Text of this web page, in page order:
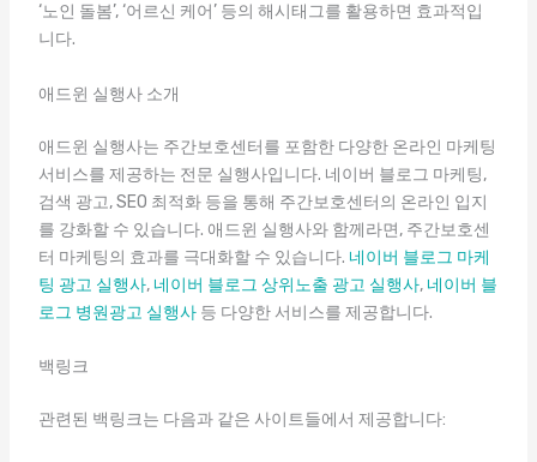
‘노인 돌봄’, ‘어르신 케어’ 등의 해시태그를 활용하면 효과적입
니다.
애드윈 실행사 소개
애드윈 실행사는 주간보호센터를 포함한 다양한 온라인 마케팅
서비스를 제공하는 전문 실행사입니다. 네이버 블로그 마케팅,
검색 광고, SEO 최적화 등을 통해 주간보호센터의 온라인 입지
를 강화할 수 있습니다. 애드윈 실행사와 함께라면, 주간보호센
터 마케팅의 효과를 극대화할 수 있습니다. 네이버 블로그 마케
팅 광고 실행사, 네이버 블로그 상위노출 광고 실행사, 네이버 블
로그 병원광고 실행사등 다양한 서비스를 제공합니다.
백링크
관련된 백링크는 다음과 같은 사이트들에서 제공합니다: